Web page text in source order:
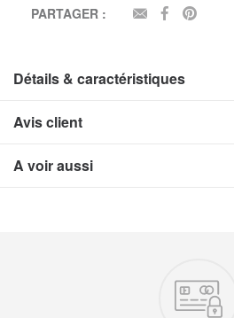
PARTAGER : EMAILFACEBOOK
Détails & caractéristiques
Avis client
A voir aussi